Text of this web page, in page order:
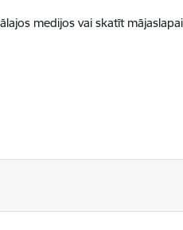
medijos vai skatīt